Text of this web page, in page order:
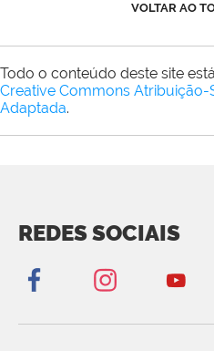
VOLTAR AO
Todo o conteúdo deste site
Creative Commons Atribuição-
Adaptada.
REDES SOCIAIS